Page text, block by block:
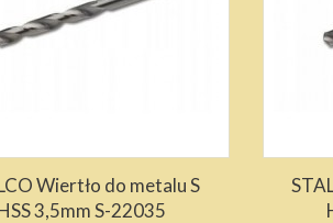
Wiertło do metalu S
3,5mm S-22035